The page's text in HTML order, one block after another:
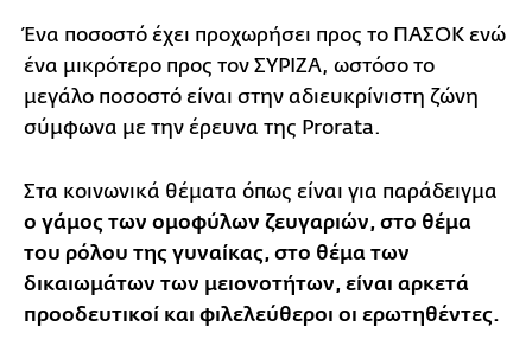
Ένα ποσοστό έχει προχωρήσει προς το ΠΑΣΟΚ ενώ
ένα μικρότερο προς τον ΣΥΡΙΖΑ, ωστόσο το
μεγάλο ποσοστό είναι στην αδιευκρίνιστη ζώνη
σύμφωνα με την έρευνα της Prorata.
Στα κοινωνικά θέματα όπως είναι για παράδειγμα
ο γάμος των ομοφύλων ζευγαριών, στο θέμα
του ρόλου της γυναίκας, στο θέμα των
δικαιωμάτων των μειονοτήτων, είναι αρκετά
προοδευτικοί και φιλελεύθεροι οι ερωτηθέντες.